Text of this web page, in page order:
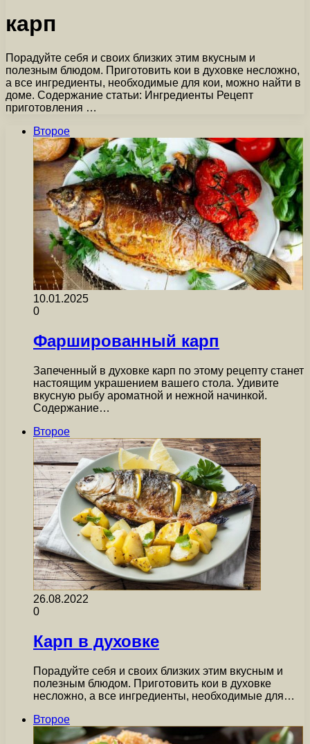
карп
Порадуйте себя и своих близких этим вкусным и
полезным блюдом. Приготовить кои в духовке несложно,
а все ингредиенты, необходимые для кои, можно найти в
доме. Содержание статьи: Ингредиенты Рецепт
приготовления …
Второе
10.01.2025
0
Фаршированный карп
Запеченный в духовке карп по этому рецепту станет
настоящим украшением вашего стола. Удивите
вкусную рыбу ароматной и нежной начинкой.
Содержание…
Второе
26.08.2022
0
Карп в духовке
Порадуйте себя и своих близких этим вкусным и
полезным блюдом. Приготовить кои в духовке
несложно, а все ингредиенты, необходимые для…
Второе